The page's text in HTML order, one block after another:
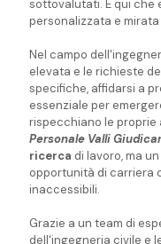
sottovalutati. È qui che
personalizzata e
Nel campo
elevata e le richieste
specifiche, affidarsi a
essenziale per
rispecchiano le proprie
Personale Valli
ricerca di lavoro, ma
opportunità di carriera
inaccessibili.
Grazie a un team di
dell'ingegneria civile e